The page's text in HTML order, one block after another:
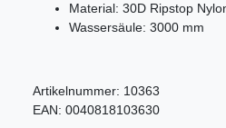
Material: 30D Ripstop
Wassersäule: 3000 mm
Artikelnummer: 10363
EAN: 0040818103630